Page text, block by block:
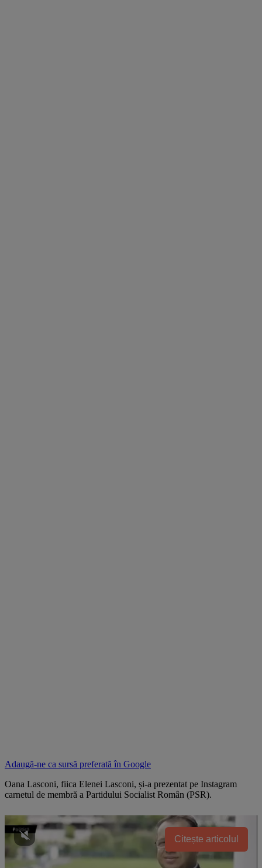
Adaugă-ne ca sursă preferată în Google
Oana Lasconi, fiica Elenei Lasconi, și-a prezentat pe Instagram
carnetul de membră a Partidului Socialist Român (PSR).
Citește articolul